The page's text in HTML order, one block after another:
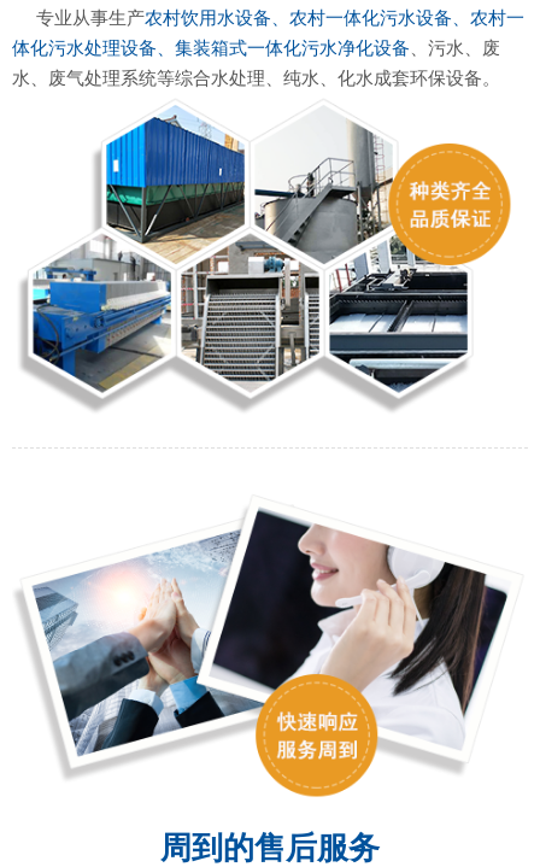
专业从事生产农村饮用水设备、农村一体化污水设备、农村一
体化污水处理设备、集装箱式一体化污水净化设备、污水、废
水、废气处理系统等综合水处理、纯水、化水成套环保设备。
周到的售后服务